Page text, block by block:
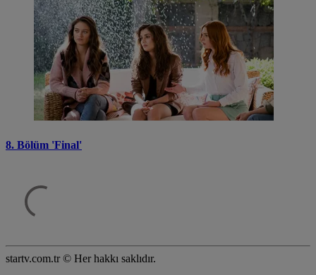
8. Bölüm 'Final'
startv.com.tr © Her hakkı saklıdır.